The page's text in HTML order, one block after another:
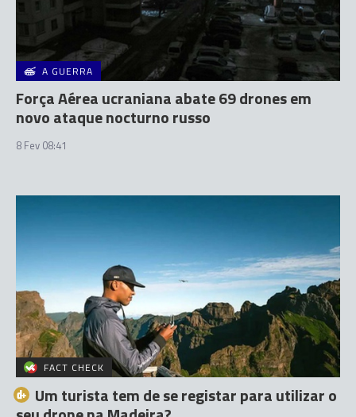
A GUERRA
Força Aérea ucraniana abate 69 drones em
novo ataque nocturno russo
8 Fev 08:41
FACT CHECK
Um turista tem de se registar para utilizar o